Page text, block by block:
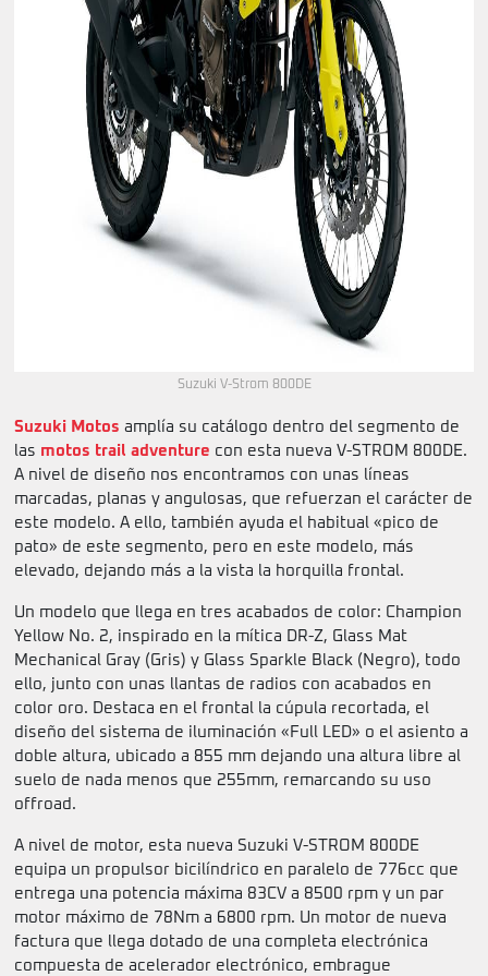
Suzuki V-Strom 800DE
Suzuki Motos amplía su catálogo dentro del segmento de
las motos trail adventure con esta nueva V-STROM 800DE.
A nivel de diseño nos encontramos con unas líneas
marcadas, planas y angulosas, que refuerzan el carácter de
este modelo. A ello, también ayuda el habitual «pico de
pato» de este segmento, pero en este modelo, más
elevado, dejando más a la vista la horquilla frontal.
Un modelo que llega en tres acabados de color: Champion
Yellow No. 2, inspirado en la mítica DR-Z, Glass Mat
Mechanical Gray (Gris) y Glass Sparkle Black (Negro), todo
ello, junto con unas llantas de radios con acabados en
color oro. Destaca en el frontal la cúpula recortada, el
diseño del sistema de iluminación «Full LED» o el asiento a
doble altura, ubicado a 855 mm dejando una altura libre al
suelo de nada menos que 255mm, remarcando su uso
offroad.
A nivel de motor, esta nueva Suzuki V-STROM 800DE
equipa un propulsor bicilíndrico en paralelo de 776cc que
entrega una potencia máxima 83CV a 8500 rpm y un par
motor máximo de 78Nm a 6800 rpm. Un motor de nueva
factura que llega dotado de una completa electrónica
compuesta de acelerador electrónico, embrague